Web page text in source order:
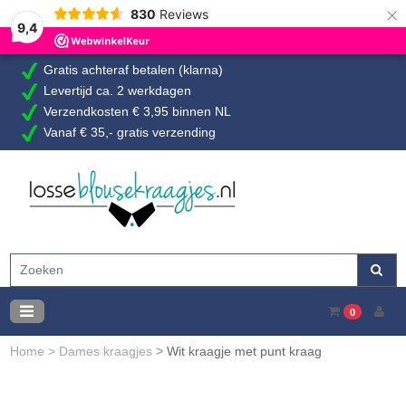
9,4
830 Reviews ×
Gratis achteraf betalen (klarna)
Levertijd ca. 2 werkdagen
Verzendkosten € 3,95 binnen NL
Vanaf € 35,- gratis verzending
0
Home > Dames kraagjes > Wit kraagje met punt kraag